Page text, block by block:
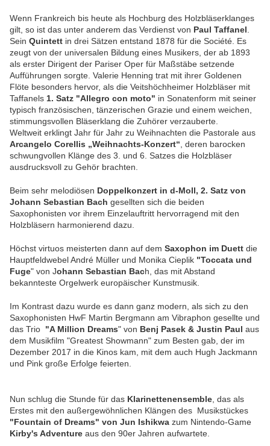
Wenn Frankreich bis heute als Hochburg des Holzbläserklanges
gilt, so ist das unter anderem das Verdienst von Paul Taffanel
Sein Quintett in drei Sätzen entstand 1878 für die Société. Es
zeugt von der universalen Bildung eines Musikers, der ab 1893
als erster Dirigent der Pariser Oper für Maßstäbe setzende
Aufführungen sorgte. Valerie Henning trat mit ihrer Goldenen
Flöte besonders hervor, als die Veitshöchheimer Holzbläser mit
Taffanels 1. Satz "Allegro con moto" in Sonatenform mit seiner
typisch französischen, tänzerischen Grazie und einem weichen,
stimmungsvollen Bläserklang die Zuhörer verzauberte.
Weltweit erklingt Jahr für Jahr zu Weihnachten die Pastorale aus
Arcangelo Corellis „Weihnachts-Konzert“ , deren barocken
schwungvollen Klänge des 3. und 6. Satzes die Holzbläser
ausdrucksvoll zu Gehör brachten.
Beim sehr melodiösen Doppelkonzert in d-Moll, 2. Satz von
Johann Sebastian Bach gesellten sich die beiden
Saxophonisten vor ihrem Einzelauftritt hervorragend mit den
Holzbläsern harmonierend dazu.
Höchst virtuos meisterten dann auf dem Saxophon im Duett die
Hauptfeldwebel André Müller und Monika Cieplik "Toccata und
Fuge" von Johann Sebastian Bach, das mit Abstand
bekannteste Orgelwerk europäischer Kunstmusik.
Im Kontrast dazu wurde es dann ganz modern, als sich zu den
Saxophonisten HwF Martin Bergmann am Vibraphon gesellte und
das Trio "A Million Dreams" von Benj Pasek & Justin Paul aus
dem Musikfilm "Greatest Showmann" zum Besten gab, der im
Dezember 2017 in die Kinos kam, mit dem auch Hugh Jackmann
und Pink große Erfolge feierten.
Nun schlug die Stunde für das Klarinettenensemble , das als
Erstes mit den außergewöhnlichen Klängen des Musikstückes
"Fountain of Dreams" von Jun Ishikwa zum Nintendo-Game
Kirby's Adventure aus den 90er Jahren aufwartete.